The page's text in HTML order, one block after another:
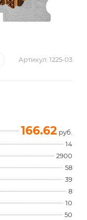
Артикул: 1225-03
166.62 руб.
14
2900
58
39
8
10
50